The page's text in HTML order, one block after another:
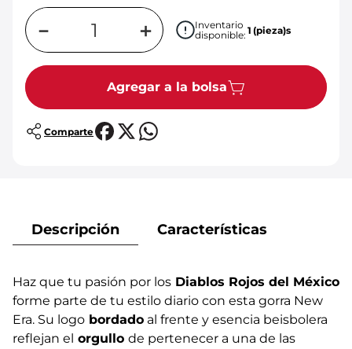
＋
－
Inventario
disponible: 1 (pieza)s
Agregar a la bolsa
Comparte
Descripción Características
Haz que tu pasión por los Diablos Rojos del México
forme parte de tu estilo diario con esta gorra New
Era. Su logo bordado al frente y esencia beisbolera
reflejan el orgullo de pertenecer a una de las